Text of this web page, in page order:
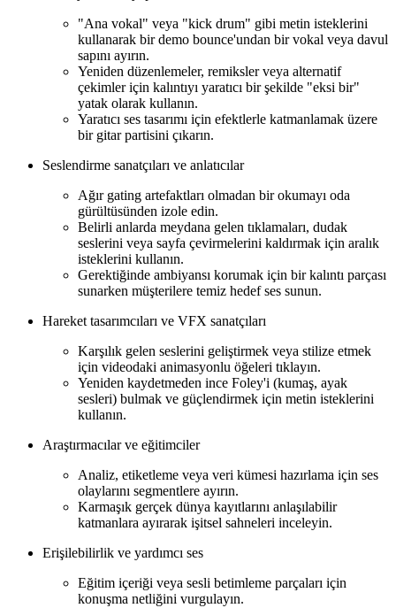
"Ana vokal" veya "kick drum" gibi metin isteklerini
kullanarak bir demo bounce'undan bir vokal veya davul
sapını ayırın.
Yeniden düzenlemeler, remiksler veya alternatif
çekimler için kalıntıyı yaratıcı bir şekilde "eksi bir"
yatak olarak kullanın.
Yaratıcı ses tasarımı için efektlerle katmanlamak üzere
bir gitar partisini çıkarın.
Seslendirme sanatçıları ve anlatıcılar
Ağır gating artefaktları olmadan bir okumayı oda
gürültüsünden izole edin.
Belirli anlarda meydana gelen tıklamaları, dudak
seslerini veya sayfa çevirmelerini kaldırmak için aralık
isteklerini kullanın.
Gerektiğinde ambiyansı korumak için bir kalıntı parçası
sunarken müşterilere temiz hedef ses sunun.
Hareket tasarımcıları ve VFX sanatçıları
Karşılık gelen seslerini geliştirmek veya stilize etmek
için videodaki animasyonlu öğeleri tıklayın.
Yeniden kaydetmeden ince Foley'i (kumaş, ayak
sesleri) bulmak ve güçlendirmek için metin isteklerini
kullanın.
Araştırmacılar ve eğitimciler
Analiz, etiketleme veya veri kümesi hazırlama için ses
olaylarını segmentlere ayırın.
Karmaşık gerçek dünya kayıtlarını anlaşılabilir
katmanlara ayırarak işitsel sahneleri inceleyin.
Erişilebilirlik ve yardımcı ses
Eğitim içeriği veya sesli betimleme parçaları için
konuşma netliğini vurgulayın.